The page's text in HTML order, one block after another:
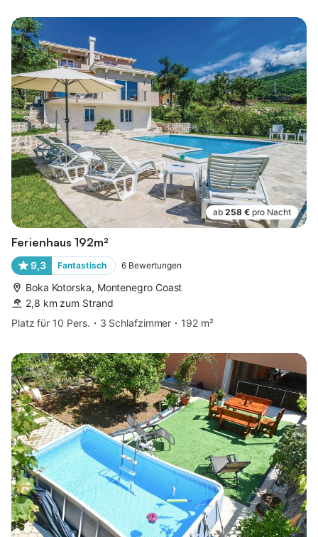
ab 258 € pro Nacht
Ferienhaus 192m²
9,3 Fantastisch 6 Bewertungen
Boka Kotorska, Montenegro Coast
2,8 km zum Strand
Platz für 10 Pers.
3 Schlafzimmer 192 m²